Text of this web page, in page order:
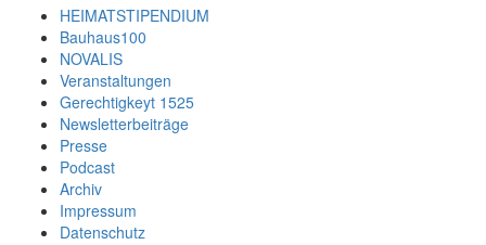
HEIMATSTIPENDIUM
Bauhaus100
NOVALIS
Veranstaltungen
Gerechtigkeyt 1525
Newsletterbeiträge
Presse
Podcast
Archiv
Impressum
Datenschutz